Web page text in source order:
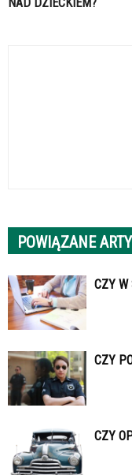
POWIĄZANE
CZY W
CZY
CZY